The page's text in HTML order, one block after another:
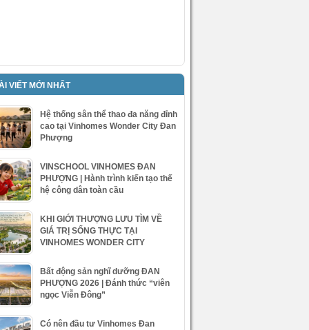
VIẾT MỚI NHẤT
Hệ thống sân thể thao đa năng đỉnh
cao tại Vinhomes Wonder City Đan
Phượng
VINSCHOOL VINHOMES ĐAN
PHƯỢNG | Hành trình kiến tạo thế
hệ công dân toàn cầu
KHI GIỚI THƯỢNG LƯU TÌM VỀ
GIÁ TRỊ SỐNG THỰC TẠI
VINHOMES WONDER CITY
Bất động sản nghĩ dưỡng ĐAN
PHƯỢNG 2026 | Đánh thức “viên
ngọc Viễn Đông”
Có nên đầu tư Vinhomes Đan